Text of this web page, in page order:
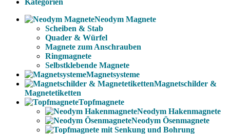
Kategorien
Neodym Magnete
Scheiben & Stab
Quader & Würfel
Magnete zum Anschrauben
Ringmagnete
Selbstklebende Magnete
Magnetsysteme
Magnetschilder &
Magnetetiketten
Topfmagnete
Neodym Hakenmagnete
Neodym Ösenmagnete